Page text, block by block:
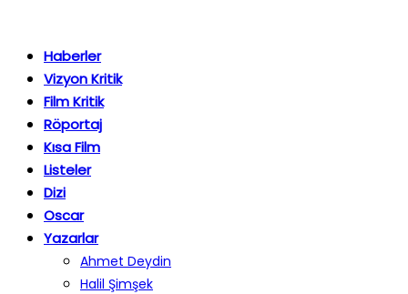
Haberler
Vizyon Kritik
Film Kritik
Röportaj
Kısa Film
Listeler
Dizi
Oscar
Yazarlar
Ahmet Deydin
Halil Şimşek